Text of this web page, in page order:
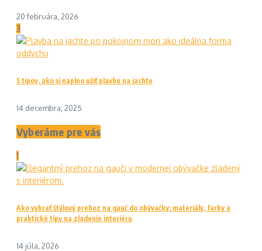
20 februára, 2026
3
5 tipov, ako si naplno užiť plavbu na jachte
14 decembra, 2025
Vyberáme pre vás
1
Ako vybrať štýlový prehoz na gauč do obývačky: materiály, farby a
praktické tipy na zladenie interiéru
14 júla, 2026